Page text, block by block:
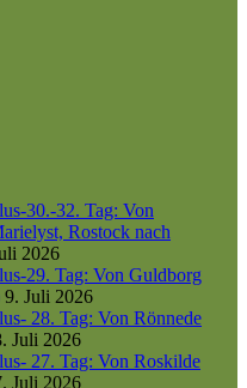
30.-32. Tag: Von
Rostock nach
2026
29. Tag: Von Guldborg
9. Juli 2026
28. Tag: Von Rönnede
Juli 2026
27. Tag: Von Roskilde
Juli 2026